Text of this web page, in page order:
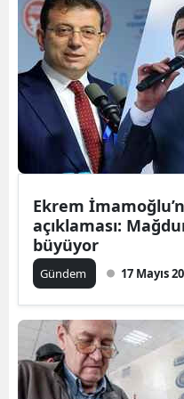
Ekrem
açıklaması:
büyüyor
Gündem 17 Mayıs